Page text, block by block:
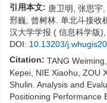
引用本文: 唐卫明, 张思宇
邢巍, 曾树林. 单北斗接收
汉大学学报 ( 信息科学版
DOI: 10.13203/
Citation: TANG
Kepei, NIE Xiaohu, ZOU
Shulin. Analysis and
Positioning Performance